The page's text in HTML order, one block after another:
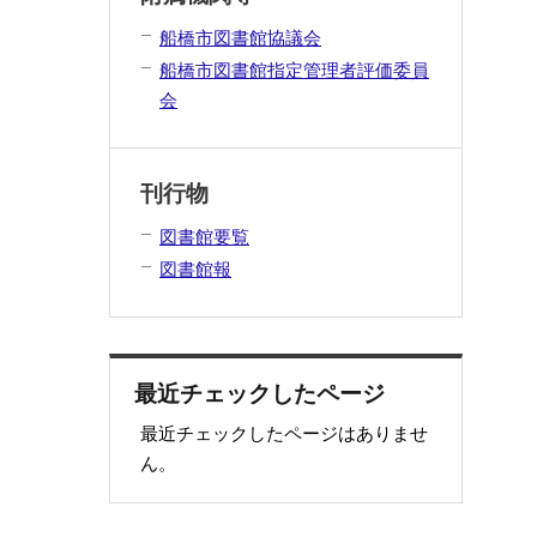
船橋市図書館協議会
船橋市図書館指定管理者評価委員
会
刊行物
図書館要覧
図書館報
最近チェックしたページ
最近チェックしたページはありませ
ん。